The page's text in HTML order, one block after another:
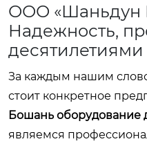
ООО «Шаньдун
Надежность,
десятилетиями
За каждым нашим
стоит конкретное
Бошань оборудование
являемся